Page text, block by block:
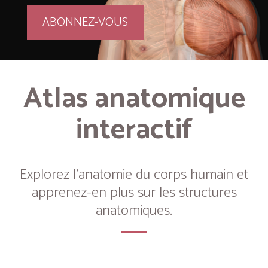
ABONNEZ-VOUS
Atlas anatomique
interactif
Explorez l’anatomie du corps humain et
apprenez-en plus sur les structures
anatomiques.